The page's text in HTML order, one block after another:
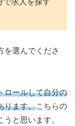
を選んでくださ
ロールして自分の
ります。こちらの
と思います。